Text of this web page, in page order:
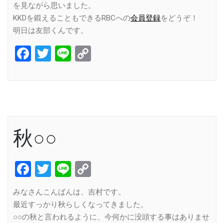
を見ながら思いました。
KKDを鍛えることもできるRBCへの会員登録をどうぞ！
明日は友部くんです。
Facebook
Twitter
Line
秋○○
Facebook
Twitter
Line
Link
みなさんこんばんは、吉村です。
最近すっかり秋らしくなってきました。
○○の秋と言われるように、今何かに没頭する事はありませ